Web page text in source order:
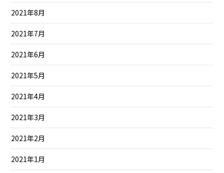
2021年8月
2021年7月
2021年6月
2021年5月
2021年4月
2021年3月
2021年2月
2021年1月